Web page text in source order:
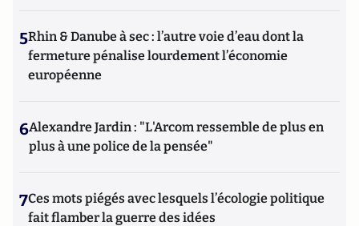
5Rhin & Danube à sec : l’autre voie d’eau dont la
fermeture pénalise lourdement l’économie
européenne
6Alexandre Jardin : "L'Arcom ressemble de plus en
plus à une police de la pensée"
7Ces mots piégés avec lesquels l’écologie politique
fait flamber la guerre des idées